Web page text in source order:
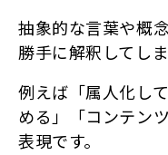
抽象的な言葉や概
勝手に解釈してしま
例えば「属人化し
める」「コンテン
表現です。